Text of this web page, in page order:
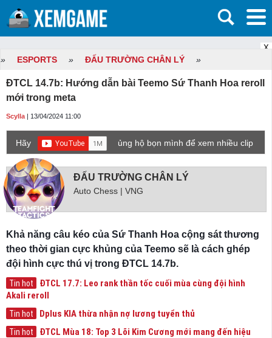
X
» ESPORTS » ĐẤU TRƯỜNG CHÂN LÝ »
ĐTCL 14.7b: Hướng dẫn bài Teemo Sứ Thanh Hoa reroll
mới trong meta
Scylla | 13/04/2024 11:00
Hãy
ủng hộ bọn mình để xem nhiều clip
game mới hơn nhé!
ĐẤU TRƯỜNG CHÂN LÝ
Auto Chess | VNG
Khả năng câu kéo của Sứ Thanh Hoa cộng sát thương
theo thời gian cực khủng của Teemo sẽ là cách ghép
đội hình cực thú vị trong ĐTCL 14.7b.
Tin hot
ĐTCL 17.7: Leo rank thần tốc cuối mùa cùng đội hình
Akali reroll
Tin hot Dplus KIA thừa nhận nợ lương tuyển thủ
Tin hot
ĐTCL Mùa 18: Top 3 Lõi Kim Cương mới mang đến hiệu